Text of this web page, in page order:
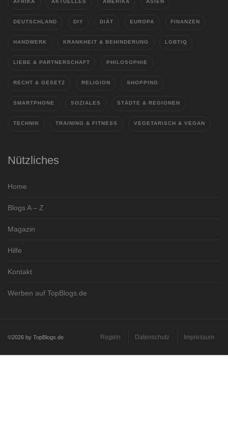
AFRIKA AKTUELLES AMERIKA ASIEN
DEUTSCHLAND DIY DIÄT EUROPA FINANZEN
HANDWERK KRANKHEIT & BEHINDERUNG LGBTIQ
LIEBE & PARTNERSCHAFT PHILOSOPHIE
RECHT & GESETZ RELIGION SHOPPING
SMARTPHONE SOZIALES STÄDTE & REGIONEN
TECHNIK TRAINING & FITNESS VEGETARISCH & VEGAN
Nützliches
Home
Blogs A – Z
Magazin
Hilfe
Kontakt
Werben auf TopBlogs.de
©2026 by TopBlogs.de Regeln Datenschutz Impressum